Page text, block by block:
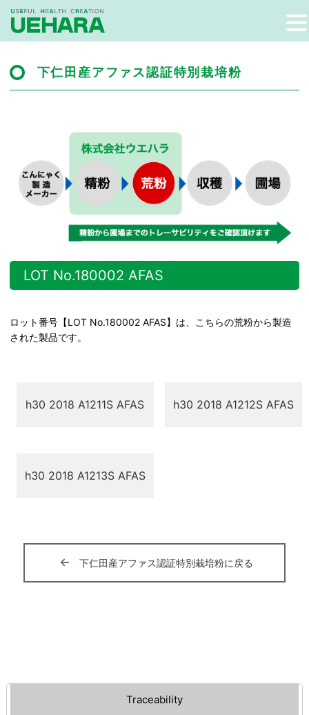
下仁田産アファス認証特別栽培粉
LOT No.180002 AFAS
ロット番号【LOT No.180002 AFAS】は、こちらの荒粉から製造
された製品です。
h30 2018 A1211S AFAS h30 2018 A1212S AFAS
h30 2018 A1213S AFAS
下仁田産アファス認証特別栽培粉に戻る
Traceability